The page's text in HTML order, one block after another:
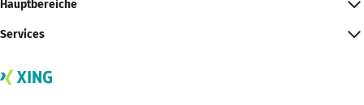
Hauptbereiche
Services